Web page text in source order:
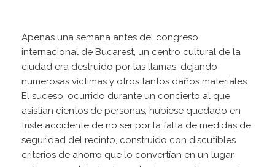
Apenas una semana antes del congreso
internacional de Bucarest, un centro cultural de la
ciudad era destruido por las llamas, dejando
numerosas víctimas y otros tantos daños materiales.
El suceso, ocurrido durante un concierto al que
asistían cientos de personas, hubiese quedado en
triste accidente de no ser por la falta de medidas de
seguridad del recinto, construido con discutibles
criterios de ahorro que lo convertían en un lugar